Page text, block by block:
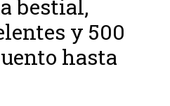
bestial,
y 500
hasta